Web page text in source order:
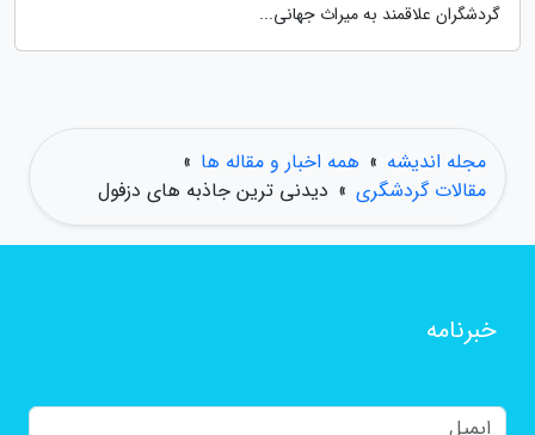
گردشگران علاقمند به میراث جهانی...
مجله اندیشه » همه اخبار و مقاله ها »
مقالات گردشگری » دیدنی ترین جاذبه های دزفول
خبرنامه